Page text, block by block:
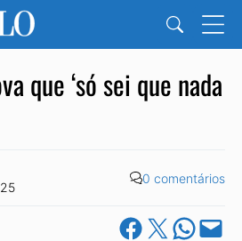
que ‘só sei que nada
0 comentários
Share on Facebook
Share on X Share on
Email this